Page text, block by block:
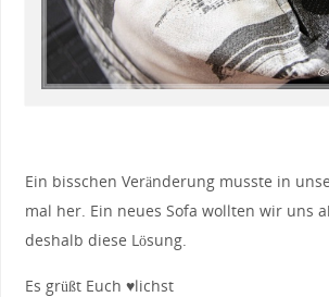
Ein bisschen Veränderung musste in
mal her. Ein neues Sofa wollten wir uns
deshalb diese Lösung.
Es grüßt Euch ♥lichst